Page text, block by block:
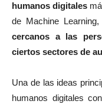
humanos digitales
de Machine
cercanos a las
ciertos sectores de
Una de las ideas
humanos digitales